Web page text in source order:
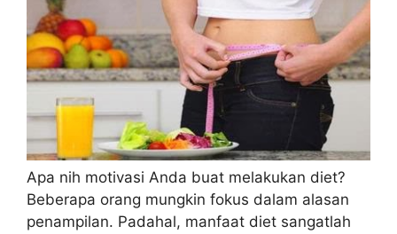
Apa nih motivasi Anda buat melakukan diet?
Beberapa orang mungkin fokus dalam alasan
penampilan. Padahal, manfaat diet sangatlah